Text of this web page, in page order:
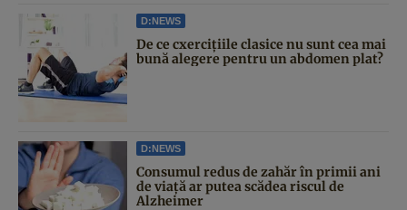
D:NEWS
De ce cxercițiile clasice nu sunt cea mai
bună alegere pentru un abdomen plat?
D:NEWS
Consumul redus de zahăr în primii ani
de viață ar putea scădea riscul de
Alzheimer